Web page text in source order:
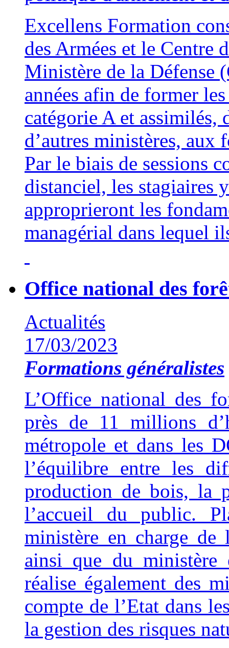
Excellens Formation
des Armées et le Centre
Ministère de la Défense
années afin de former
catégorie A et assimilés,
d’autres ministères, aux
Par le biais de sessions
distanciel, les stagiaires
approprieront les
managérial dans lequel
Office national des
Actualités
17/03/2023
Formations généralistes
L’Office national des
près de 11 millions
métropole et dans les
l’équilibre entre les
production de bois, la
l’accueil du public.
ministère en charge de
ainsi que du ministère
réalise également des
compte de l’Etat dans
la gestion des risques